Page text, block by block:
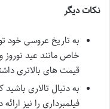
نکات دیگر
به تاریخ عروسی خود
خاص مانند عید
قیمت های بالاتری
به دنبال تالاری
فیلمبرداری را نیز